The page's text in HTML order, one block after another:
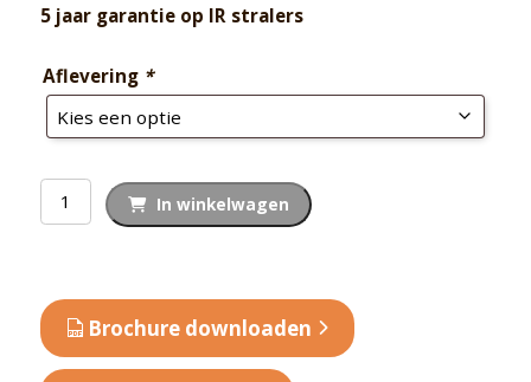
5 jaar garantie op IR stralers
Aflevering *
Exclusive
Seven
In winkelwagen
Brochure downloaden